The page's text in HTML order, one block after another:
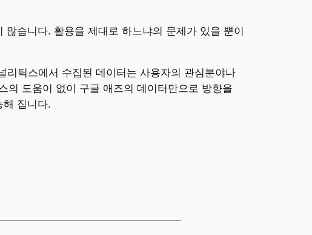
습니다. 활용을 제대로 하느냐의 문제가 있을 뿐이
틱스에서 수집된 데이터는 사용자의 관심분야나
의 도움이 없이 구글 애즈의 데이터만으로 방향을
해 집니다.